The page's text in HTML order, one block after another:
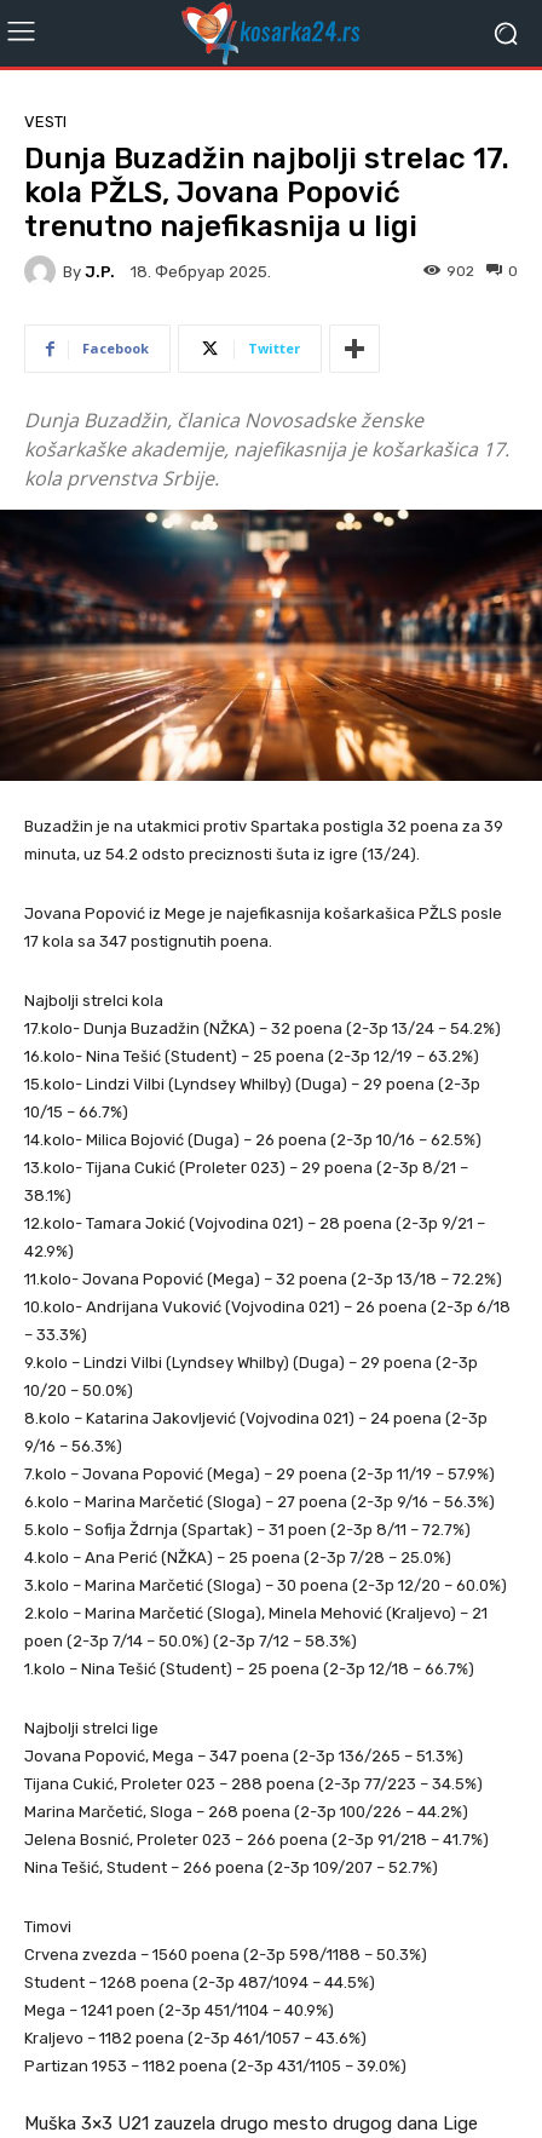
VESTI
Dunja Buzadžin najbolji strelac 17.
kola PŽLS, Jovana Popović
trenutno najefikasnija u ligi
By J.P. 18. Фебруар 2025. 0
902
Facebook Twitter
Dunja Buzadžin, članica Novosadske ženske
košarkaške akademije, najefikasnija je košarkašica 17.
kola prvenstva Srbije.
Buzadžin je na utakmici protiv Spartaka postigla 32 poena za 39
minuta, uz 54.2 odsto preciznosti šuta iz igre (13/24).
Jovana Popović iz Mege je najefikasnija košarkašica PŽLS posle
17 kola sa 347 postignutih poena.
Najbolji strelci kola
17.kolo- Dunja Buzadžin (NŽKA) – 32 poena (2-3p 13/24 – 54.2%)
16.kolo- Nina Tešić (Student) – 25 poena (2-3p 12/19 – 63.2%)
15.kolo- Lindzi Vilbi (Lyndsey Whilby) (Duga) – 29 poena (2-3p
10/15 – 66.7%)
14.kolo- Milica Bojović (Duga) – 26 poena (2-3p 10/16 – 62.5%)
13.kolo- Tijana Cukić (Proleter 023) – 29 poena (2-3p 8/21 –
38.1%)
12.kolo- Tamara Jokić (Vojvodina 021) – 28 poena (2-3p 9/21 –
42.9%)
11.kolo- Jovana Popović (Mega) – 32 poena (2-3p 13/18 – 72.2%)
10.kolo- Andrijana Vuković (Vojvodina 021) – 26 poena (2-3p 6/18
– 33.3%)
9.kolo – Lindzi Vilbi (Lyndsey Whilby) (Duga) – 29 poena (2-3p
10/20 – 50.0%)
8.kolo – Katarina Jakovljević (Vojvodina 021) – 24 poena (2-3p
9/16 – 56.3%)
7.kolo – Jovana Popović (Mega) – 29 poena (2-3p 11/19 – 57.9%)
6.kolo – Marina Marčetić (Sloga) – 27 poena (2-3p 9/16 – 56.3%)
5.kolo – Sofija Ždrnja (Spartak) – 31 poen (2-3p 8/11 – 72.7%)
4.kolo – Ana Perić (NŽKA) – 25 poena (2-3p 7/28 – 25.0%)
3.kolo – Marina Marčetić (Sloga) – 30 poena (2-3p 12/20 – 60.0%)
2.kolo – Marina Marčetić (Sloga), Minela Mehović (Kraljevo) – 21
poen (2-3p 7/14 – 50.0%) (2-3p 7/12 – 58.3%)
1.kolo – Nina Tešić (Student) – 25 poena (2-3p 12/18 – 66.7%)
Najbolji strelci lige
Jovana Popović, Mega – 347 poena (2-3p 136/265 – 51.3%)
Tijana Cukić, Proleter 023 – 288 poena (2-3p 77/223 – 34.5%)
Marina Marčetić, Sloga – 268 poena (2-3p 100/226 – 44.2%)
Jelena Bosnić, Proleter 023 – 266 poena (2-3p 91/218 – 41.7%)
Nina Tešić, Student – 266 poena (2-3p 109/207 – 52.7%)
Timovi
Crvena zvezda – 1560 poena (2-3p 598/1188 – 50.3%)
Student – 1268 poena (2-3p 487/1094 – 44.5%)
Mega – 1241 poen (2-3p 451/1104 – 40.9%)
Kraljevo – 1182 poena (2-3p 461/1057 – 43.6%)
Partizan 1953 – 1182 poena (2-3p 431/1105 – 39.0%)
Muška 3×3 U21 zauzela drugo mesto drugog dana Lige